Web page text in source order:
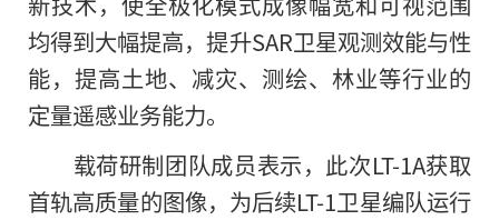
均得到大幅提高，提升SAR卫星观测效能与性
能，提高土地、减灾、测绘、林业等行业的
定量遥感业务能力。
载荷研制团队成员表示，此次LT-1A获取
首轨高质量的图像，为后续LT-1卫星编队运行